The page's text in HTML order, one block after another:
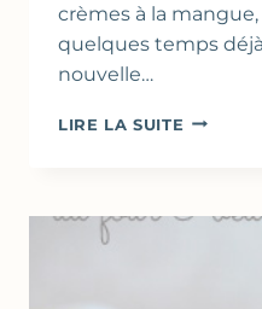
crèmes à la
quelques temps
nouvelle…
LIRE LA SUITE PETITS
&